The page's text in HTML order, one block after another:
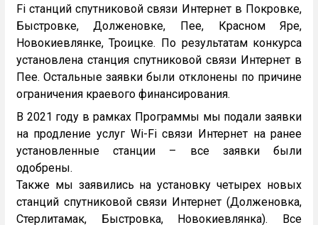
Fi станций спутниковой связи Интернет в Покровке,
Быстровке, Долженовке, Пее, Красном Яре,
Новокиевлянке, Троицке. По результатам конкурса
установлена станция спутниковой связи Интернет в
Пее. Остальные заявки были отклонены по причине
ограничения краевого финансирования.
В 2021 году в рамках Программы мы подали заявки
на продление услуг Wi-Fi связи Интернет на ранее
установленные станции – все заявки были
одобрены.
Также мы заявились на установку четырех новых
станций спутниковой связи Интернет (Долженовка,
Стерлитамак, Быстровка, Новокиевлянка). Все